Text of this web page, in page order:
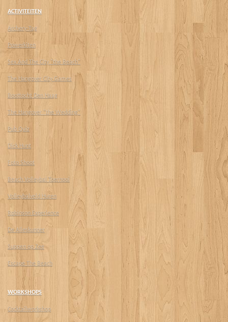
ACTIVITEITEN
Archery-Tag
Powerkiten
Sex And The City "the Beach"
The Hangover City Games
Boottocht Den Haag
The Hangover "the Wedding"
Pub Quiz
Dick Hunt
Foto Shoot
Beach Volleybal Toernooi
Volleybalveld Huren
Robinson Experience
De Alleskunner
Suppen op Zee
Escape The Beach
WORKSHOPS
Cocktailworkshop